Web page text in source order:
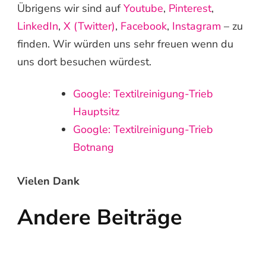
Übrigens wir sind auf Youtube, Pinterest,
LinkedIn, X (Twitter), Facebook, Instagram – zu
finden. Wir würden uns sehr freuen wenn du
uns dort besuchen würdest.
Google: Textilreinigung-Trieb
Hauptsitz
Google: Textilreinigung-Trieb
Botnang
Vielen Dank
Andere Beiträge